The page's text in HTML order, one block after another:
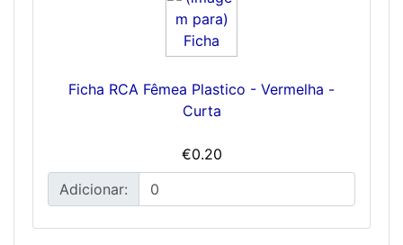
Ficha RCA Fêmea Plastico - Vermelha -
Curta
€0.20
Adicionar: